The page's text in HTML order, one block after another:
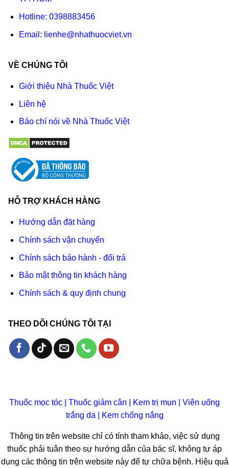
Hotline: 0398883456
Email: lienhe@nhathuocviet.vn
VỀ CHÚNG TÔI
Giới thiệu Nhà Thuốc Việt
Liên hệ
Báo chí nói về Nhà Thuốc Việt
HỖ TRỢ KHÁCH HÀNG
Hướng dẫn đặt hàng
Chính sách vận chuyển
Chính sách bảo hành - đổi trả
Bảo mật thông tin khách hàng
Chính sách & quy định chung
THEO DÕI CHÚNG TÔI TẠI
Thuốc mọc tóc Thuốc giảm cân Kem trị mụn
Viên uống
trắng da
Kem chống nắng
Thông tin trên website chỉ có tính tham khảo, việc sử dụng
thuốc phải tuân theo sự hướng dẫn của bác sĩ, không tự áp
dụng các thông tin trên website này để tự chữa bệnh. Hiệu quả